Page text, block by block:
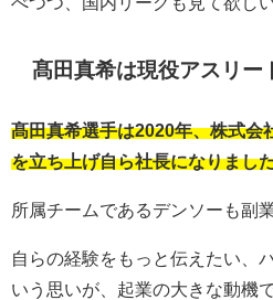
髙田真希は現役アスリー
髙田真希選手は2020年、株式会
を立ち上げ自ら社長になりまし
所属チームであるデンソーも副
自らの経験をもっと伝えたい、
いう思いが、起業の大きな動機で